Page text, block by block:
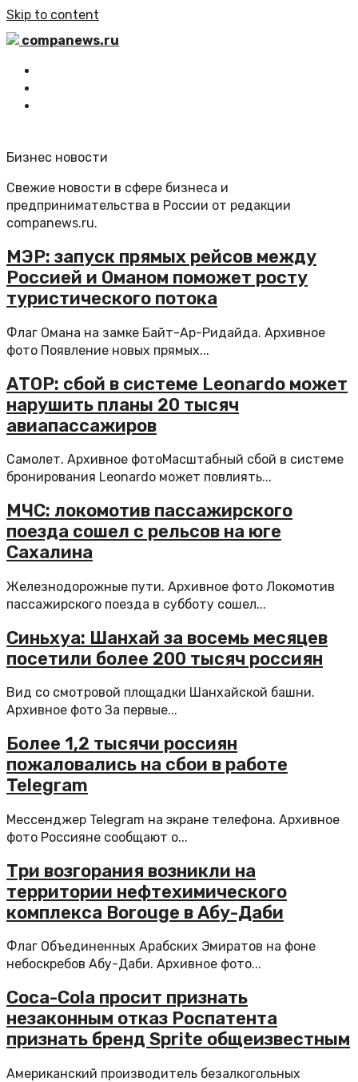
Skip to content
companews.ru
Бизнес новости
Свежие новости в сфере бизнеса и
предпринимательства в России от редакции
companews.ru.
МЭР: запуск прямых рейсов между
Россией и Оманом поможет росту
туристического потока
Флаг Омана на замке Байт-Ар-Ридайда. Архивное
фото Появление новых прямых...
АТОР: сбой в системе Leonardo может
нарушить планы 20 тысяч
авиапассажиров
Самолет. Архивное фотоМасштабный сбой в системе
бронирования Leonardo может повлиять...
МЧС: локомотив пассажирского
поезда сошел с рельсов на юге
Сахалина
Железнодорожные пути. Архивное фото Локомотив
пассажирского поезда в субботу сошел...
Синьхуа: Шанхай за восемь месяцев
посетили более 200 тысяч россиян
Вид со смотровой площадки Шанхайской башни.
Архивное фото За первые...
Более 1,2 тысячи россиян
пожаловались на сбои в работе
Telegram
Мессенджер Telegram на экране телефона. Архивное
фото Россияне сообщают о...
Три возгорания возникли на
территории нефтехимического
комплекса Borouge в Абу-Даби
Флаг Объединенных Арабских Эмиратов на фоне
небоскребов Абу-Даби. Архивное фото...
Coca-Cola просит признать
незаконным отказ Роспатента
признать бренд Sprite общеизвестным
Американский производитель безалкогольных